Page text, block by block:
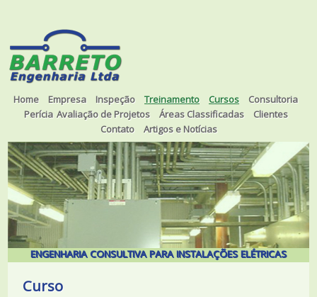
Home Empresa Inspeção Treinamento Cursos
Consultoria
Perícia Avaliação de Projetos Áreas Classificadas
Clientes
Contato
Artigos e Notícias
ENGENHARIA CONSULTIVA PARA INSTALAÇÕES ELÉTRICAS
Curso